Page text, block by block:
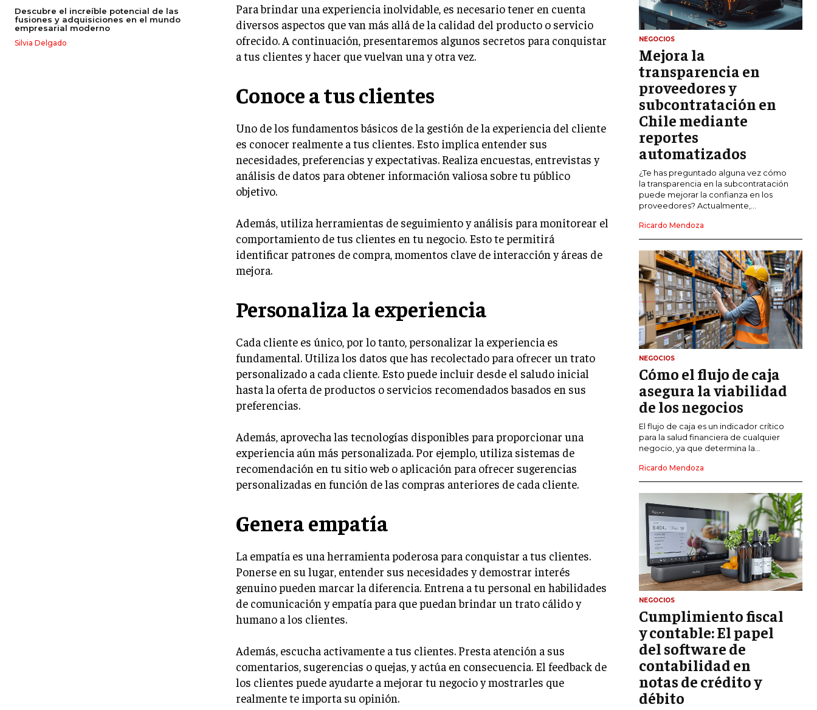
GESTIÓN DE RECURSOS FINANCIEROS
INVERSIONES Y MERCADOS FINANCIEROS
CONTABILIDAD EMPRESARIAL
ECONOMÍA EMPRESARIAL
INTERNACIONAL
NEGOCIOS INTERNACIONALES
COMERCIO INTERNACIONAL
IMPORTACIÓN Y EXPORTACIÓN
ALIANZAS ESTRATÉGICAS
TECNOLOGIA
SOSTENIBILIDAD Y MEDIO AMBIENTE
GESTIÓN DE LA INNOVACIÓN
TECNOLÓGICA
TRANSFORMACIÓN DIGITAL
ANALÍTICA EMPRESARIAL Y BUSINESS
INTELLIGENCE
ESTRATEGIA
EMPRESAS FAMILIARES Y SUCESIÓN
GESTIÓN DEL RIESGO EMPRESARIAL
NEGOCIACIÓN Y RESOLUCIÓN DE
CONFLICTOS
DERECHO EMPRESARIAL Y
REGULACIONES
ÉXITO EMPRESARIAL Y CASOS DE
ESTUDIO
GOBIERNO CORPORATIVO
NEGOCIOS
ESTRATEGIAS DE NEGOCIOS
MARKETING B2B
MARKETING B2C
FRANQUICIAS
MARKETING DE INFLUENCERS
Descubre el increíble potencial de las
fusiones y adquisiciones en el mundo
empresarial moderno
Silvia Delgado
Para brindar una experiencia inolvidable, es necesario tener en cuenta
diversos aspectos que van más allá de la calidad del producto o servicio
ofrecido. A continuación, presentaremos algunos secretos para conquistar
a tus clientes y hacer que vuelvan una y otra vez.
Conoce a tus clientes
Uno de los fundamentos básicos de la gestión de la experiencia del cliente
es conocer realmente a tus clientes. Esto implica entender sus
necesidades, preferencias y expectativas. Realiza encuestas, entrevistas y
análisis de datos para obtener información valiosa sobre tu público
objetivo.
Además, utiliza herramientas de seguimiento y análisis para monitorear el
comportamiento de tus clientes en tu negocio. Esto te permitirá
identificar patrones de compra, momentos clave de interacción y áreas de
mejora.
Personaliza la experiencia
Cada cliente es único, por lo tanto, personalizar la experiencia es
fundamental. Utiliza los datos que has recolectado para ofrecer un trato
personalizado a cada cliente. Esto puede incluir desde el saludo inicial
hasta la oferta de productos o servicios recomendados basados en sus
preferencias.
Además, aprovecha las tecnologías disponibles para proporcionar una
experiencia aún más personalizada. Por ejemplo, utiliza sistemas de
recomendación en tu sitio web o aplicación para ofrecer sugerencias
personalizadas en función de las compras anteriores de cada cliente.
Genera empatía
La empatía es una herramienta poderosa para conquistar a tus clientes.
Ponerse en su lugar, entender sus necesidades y demostrar interés
genuino pueden marcar la diferencia. Entrena a tu personal en habilidades
de comunicación y empatía para que puedan brindar un trato cálido y
humano a los clientes.
Además, escucha activamente a tus clientes. Presta atención a sus
comentarios, sugerencias o quejas, y actúa en consecuencia. El feedback de
los clientes puede ayudarte a mejorar tu negocio y mostrarles que
realmente te importa su opinión.
NEGOCIOS
Mejora la
transparencia en
proveedores y
subcontratación en
Chile mediante
reportes
automatizados
¿Te has preguntado alguna vez cómo
la transparencia en la subcontratación
puede mejorar la confianza en los
proveedores? Actualmente,...
Ricardo Mendoza
NEGOCIOS
Cómo el flujo de caja
asegura la viabilidad
de los negocios
El flujo de caja es un indicador crítico
para la salud financiera de cualquier
negocio, ya que determina la...
Ricardo Mendoza
NEGOCIOS
Cumplimiento fiscal
y contable: El papel
del software de
contabilidad en
notas de crédito y
débito